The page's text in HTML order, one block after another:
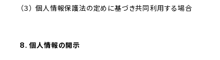
（３） 個人情報保護法の定めに基づき共同利用する場合
8. 個人情報の開示